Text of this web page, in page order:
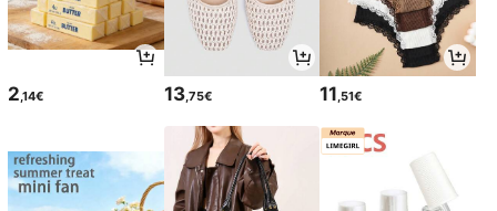
2 ,14€ 13,75€ 11 ,51€